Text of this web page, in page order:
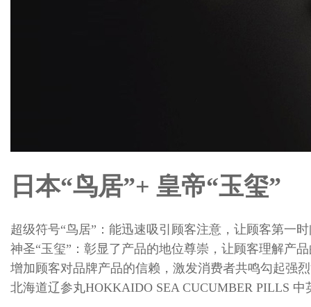
日本“鸟居”+ 皇帝“玉玺”
超级符号“鸟居”：能迅速吸引顾客注意，让顾客第一
神圣“玉玺”：彰显了产品的地位尊崇，让顾客理解产
增加顾客对品牌产品的信赖，激发消费者共鸣勾起强
北海道辽参丸HOKKAIDO SEA CUCUMBER PILLS